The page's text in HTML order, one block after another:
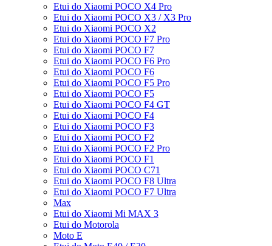
Etui do Xiaomi POCO X4 Pro
Etui do Xiaomi POCO X3 / X3 Pro
Etui do Xiaomi POCO X2
Etui do Xiaomi POCO F7 Pro
Etui do Xiaomi POCO F7
Etui do Xiaomi POCO F6 Pro
Etui do Xiaomi POCO F6
Etui do Xiaomi POCO F5 Pro
Etui do Xiaomi POCO F5
Etui do Xiaomi POCO F4 GT
Etui do Xiaomi POCO F4
Etui do Xiaomi POCO F3
Etui do Xiaomi POCO F2
Etui do Xiaomi POCO F2 Pro
Etui do Xiaomi POCO F1
Etui do Xiaomi POCO C71
Etui do Xiaomi POCO F8 Ultra
Etui do Xiaomi POCO F7 Ultra
Max
Etui do Xiaomi Mi MAX 3
Etui do Motorola
Moto E